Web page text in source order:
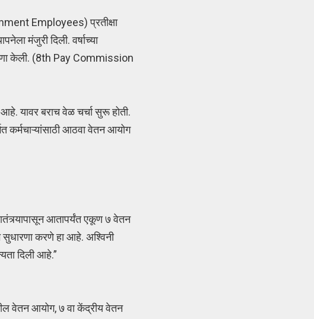
Employees) प्रतीक्षा
मंजुरी दिली. वर्षाच्या
केली. (8th Pay Commission
आहे. यावर बराच वेळ चर्चा सुरू होती.
कर्मचाऱ्यांसाठी आठवा वेतन आयोग
आतापर्यंत एकूण ७ वेतन
सुधारणा करणे हा आहे. अश्विनी
दिली आहे.”
वेतन आयोग, ७ वा केंद्रीय वेतन